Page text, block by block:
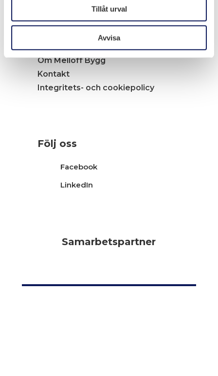
Tillåt urval
Avvisa
Arbete i elkraftsmiljö
Arbete i industriprojekt
Nyheter
Om Melloff Bygg
Kontakt
Integritets- och cookiepolicy
Följ oss
Facebook
LinkedIn
Samarbetspartner